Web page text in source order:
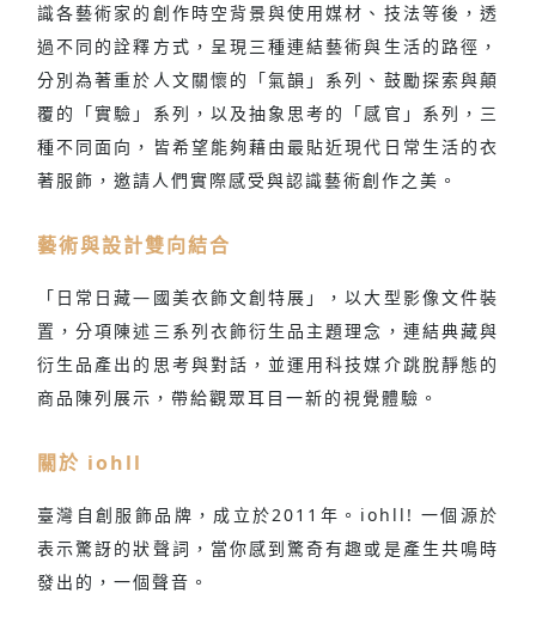
識各藝術家的創作時空背景與使用媒材、技法等後，透
過不同的詮釋方式，呈現三種連結藝術與生活的路徑，
分別為著重於人文關懷的「氣韻」系列、鼓勵探索與顛
覆的「實驗」系列，以及抽象思考的「感官」系列，三
種不同面向，皆希望能夠藉由最貼近現代日常生活的衣
著服飾，邀請人們實際感受與認識藝術創作之美。
藝術與設計雙向結合
「日常日藏—國美衣飾文創特展」，以大型影像文件裝
置，分項陳述三系列衣飾衍生品主題理念，連結典藏與
衍生品產出的思考與對話，並運用科技媒介跳脫靜態的
商品陳列展示，帶給觀眾耳目一新的視覺體驗。
關於 iohll
臺灣自創服飾品牌，成立於2011年。iohll! 一個源於
表示驚訝的狀聲詞，當你感到驚奇有趣或是產生共鳴時
發出的，一個聲音。